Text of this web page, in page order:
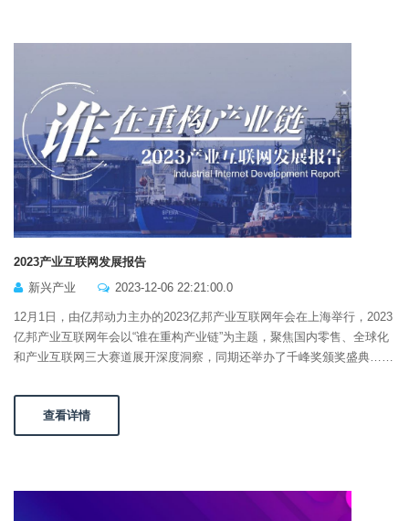
2023产业互联网发展报告
新兴产业
2023-12-06 22:21:00.0
12月1日，由亿邦动力主办的2023亿邦产业互联网年会在上海举行，2023
亿邦产业互联网年会以“谁在重构产业链”为主题，聚焦国内零售、全球化
和产业互联网三大赛道展开深度洞察，同期还举办了千峰奖颁奖盛典……
查看详情